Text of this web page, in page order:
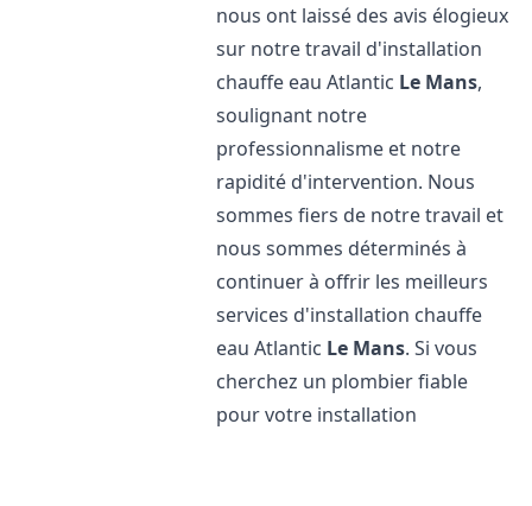
nous ont laissé des avis élogieux
sur notre travail d'installation
chauffe eau Atlantic Le Mans,
soulignant notre
professionnalisme et notre
rapidité d'intervention. Nous
sommes fiers de notre travail et
nous sommes déterminés à
continuer à offrir les meilleurs
services d'installation chauffe
eau Atlantic Le Mans. Si vous
cherchez un plombier fiable
pour votre installation